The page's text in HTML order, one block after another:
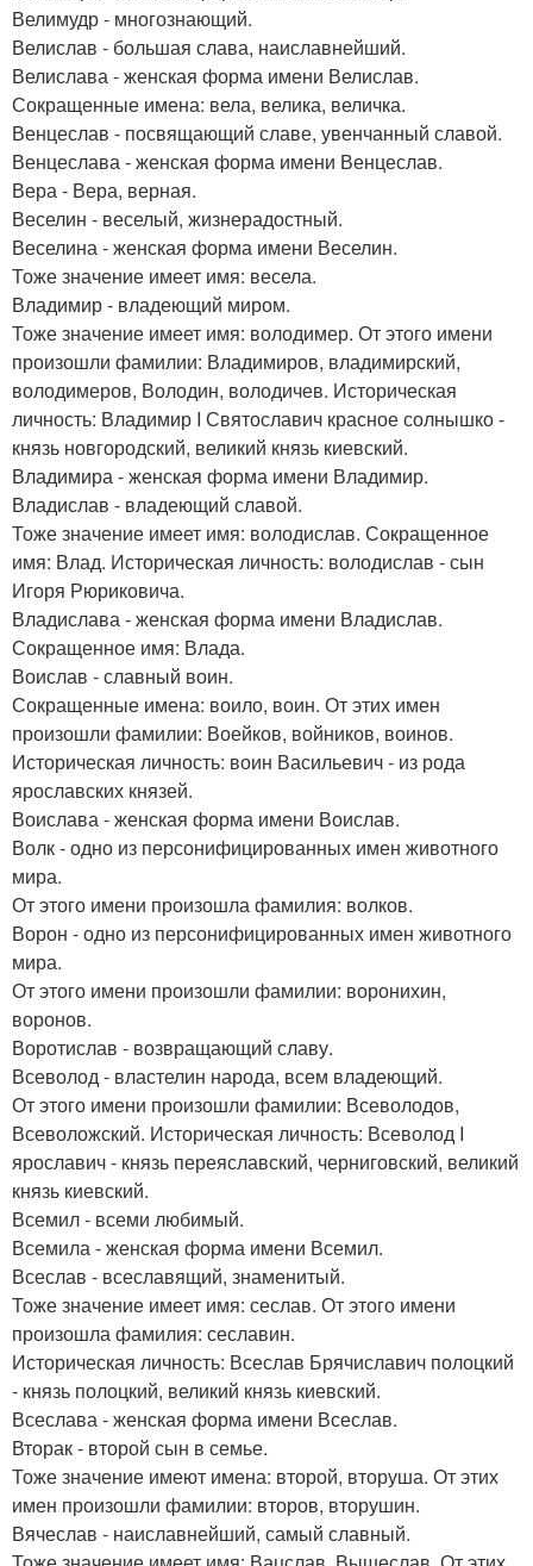
Велимудр - многознающий.
Велислав - большая слава, наиславнейший.
Велислава - женская форма имени Велислав.
Сокращенные имена: вела, велика, величка.
Венцеслав - посвящающий славе, увенчанный славой.
Венцеслава - женская форма имени Венцеслав.
Вера - Вера, верная.
Веселин - веселый, жизнерадостный.
Веселина - женская форма имени Веселин.
Тоже значение имеет имя: весела.
Владимир - владеющий миром.
Тоже значение имеет имя: володимер. От этого имени
произошли фамилии: Владимиров, владимирский,
володимеров, Володин, володичев. Историческая
личность: Владимир I Святославич красное солнышко -
князь новгородский, великий князь киевский.
Владимира - женская форма имени Владимир.
Владислав - владеющий славой.
Тоже значение имеет имя: володислав. Сокращенное
имя: Влад. Историческая личность: володислав - сын
Игоря Рюриковича.
Владислава - женская форма имени Владислав.
Сокращенное имя: Влада.
Воислав - славный воин.
Сокращенные имена: воило, воин. От этих имен
произошли фамилии: Воейков, войников, воинов.
Историческая личность: воин Васильевич - из рода
ярославских князей.
Воислава - женская форма имени Воислав.
Волк - одно из персонифицированных имен животного
мира.
От этого имени произошла фамилия: волков.
Ворон - одно из персонифицированных имен животного
мира.
От этого имени произошли фамилии: воронихин,
воронов.
Воротислав - возвращающий славу.
Всеволод - властелин народа, всем владеющий.
От этого имени произошли фамилии: Всеволодов,
Всеволожский. Историческая личность: Всеволод I
ярославич - князь переяславский, черниговский, великий
князь киевский.
Всемил - всеми любимый.
Всемила - женская форма имени Всемил.
Всеслав - всеславящий, знаменитый.
Тоже значение имеет имя: сеслав. От этого имени
произошла фамилия: сеславин.
Историческая личность: Всеслав Брячиславич полоцкий
- князь полоцкий, великий князь киевский.
Всеслава - женская форма имени Всеслав.
Вторак - второй сын в семье.
Тоже значение имеют имена: второй, вторуша. От этих
имен произошли фамилии: второв, вторушин.
Вячеслав - наиславнейший, самый славный.